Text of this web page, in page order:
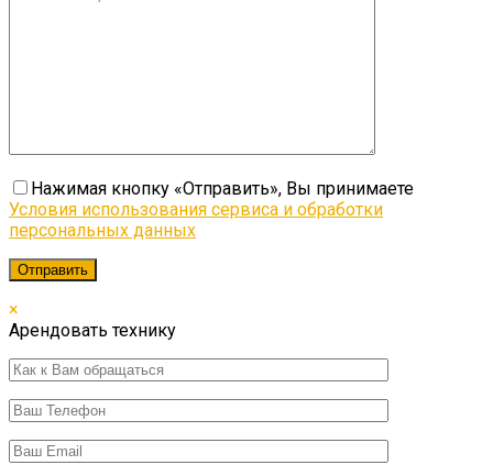
Нажимая кнопку «Отправить», Вы принимаете
Условия использования сервиса и обработки
персональных данных
×
Арендовать технику